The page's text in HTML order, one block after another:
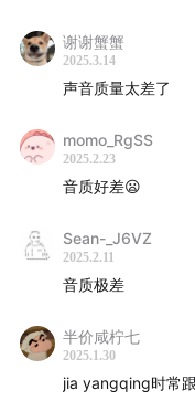
嘉宾介绍
Google Brain, 阿
ONNX 的创建者之一
Computing
黄东旭，PingCAP
谢谢蟹蟹
2025.3.14
声音质量太差了
momo_RgSS
2025.2.23
音质好差😦
Sean-_J6VZ
2025.2.11
音质极差
半价咸柠七
2025.1.30
jia yangqing时常